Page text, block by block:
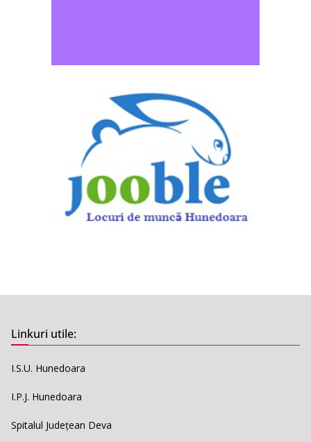
Linkuri utile:
I.S.U. Hunedoara
I.P.J. Hunedoara
Spitalul Județean Deva